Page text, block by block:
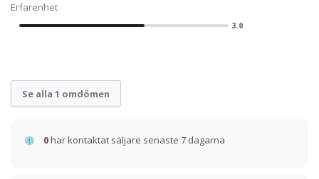
Erfarenhet
3.0
Se alla 1 omdömen
0har kontaktat säljare senaste 7 dagarna